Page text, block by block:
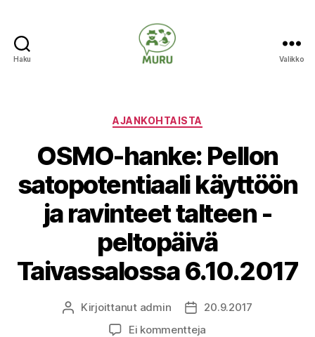
Haku Valikko
Kategoriat
AJANKOHTAISTA
OSMO-hanke: Pellon
satopotentiaali käyttöön
ja ravinteet talteen -
peltopäivä
Taivassalossa 6.10.2017
Kirjoittaja
Kirjoittanut admin Julkaisupäivämäärä
20.9.2017
Ei kommentteja